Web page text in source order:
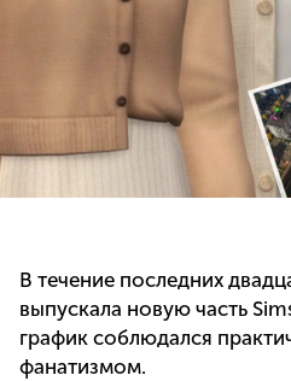
В течение последних
выпускала новую часть
график соблюдался
фанатизмом.